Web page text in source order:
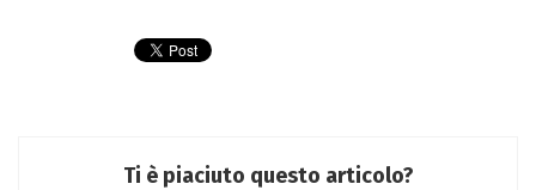
Ti è piaciuto questo articolo?